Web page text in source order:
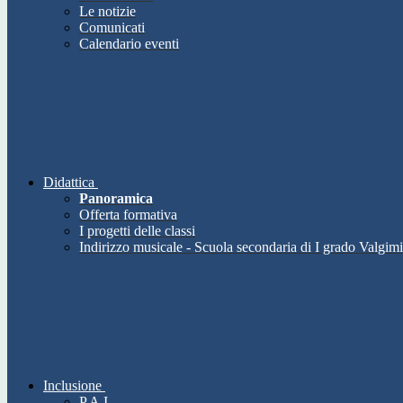
Le notizie
Comunicati
Calendario eventi
Didattica
Panoramica
Offerta formativa
I progetti delle classi
Indirizzo musicale - Scuola secondaria di I grado
Inclusione